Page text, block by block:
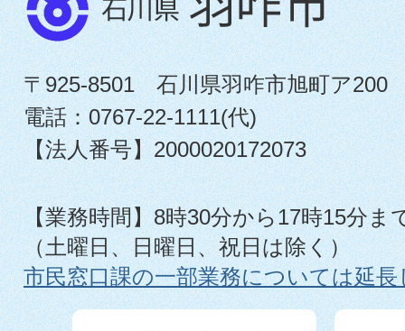
〒925-8501 石川県羽咋市旭町ア200
電話：0767-22-1111(代)
【法人番号】2000020172073
【業務時間】8時30分から17時15分ま
（土曜日、日曜日、祝日は除く）
市民窓口課の一部業務については延